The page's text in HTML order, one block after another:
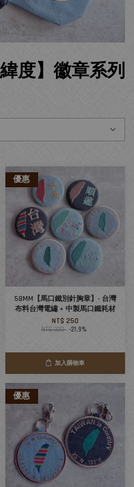
度】徽章系列
優惠
58MM【馬口鐵別針胸章】- 台灣
布料台灣電繡 + 中製馬口鐵耗材
NT$ 250
NT$ 320 -21.9%
加入購物車
優惠